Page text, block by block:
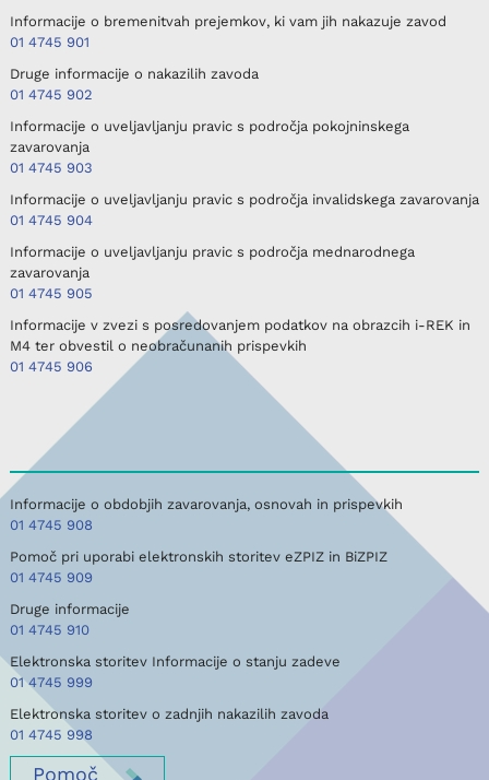
Informacije o bremenitvah prejemkov, ki vam jih nakazuje zavod
01 4745 901
Druge informacije o nakazilih zavoda
01 4745 902
Informacije o uveljavljanju pravic s področja pokojninskega
zavarovanja
01 4745 903
Informacije o uveljavljanju pravic s področja invalidskega zavarovanja
01 4745 904
Informacije o uveljavljanju pravic s področja mednarodnega
zavarovanja
01 4745 905
Informacije v zvezi s posredovanjem podatkov na obrazcih i-REK in
M4 ter obvestil o neobračunanih prispevkih
01 4745 906
Informacije o obdobjih zavarovanja, osnovah in prispevkih
01 4745 908
Pomoč pri uporabi elektronskih storitev eZPIZ in BiZPIZ
01 4745 909
Druge informacije
01 4745 910
Elektronska storitev Informacije o stanju zadeve
01 4745 999
Elektronska storitev o zadnjih nakazilih zavoda
01 4745 998
Pomoč